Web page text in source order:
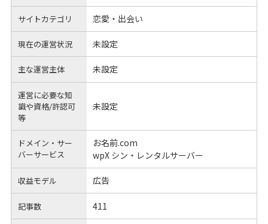
サイトカテゴリ 恋愛・出会い
現在の運営状況 未設定
主な運営主体 未設定
運営に必要な知
識や資格/許認可
等
未設定
ドメイン・サー
バーサービス
お名前.com
wpX シン・レンタルサーバー
収益モデル 広告
記事数 411